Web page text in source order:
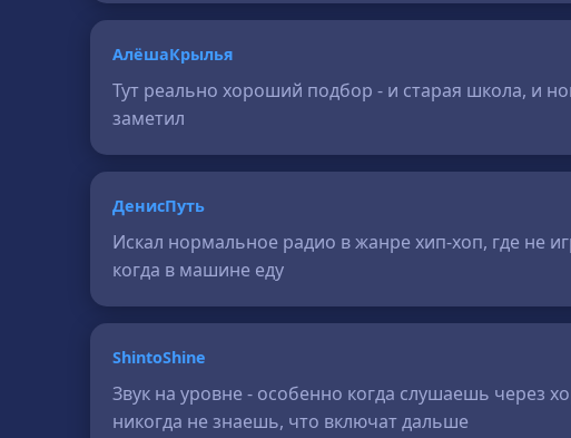
АлёшаКрылья
Тут реально хороший подбор - и старая школа, и
заметил
ДенисПуть
Искал нормальное радио в жанре хип-хоп, где не
когда в машине еду
ShintoShine
Звук на уровне - особенно когда слушаешь через
никогда не знаешь, что включат дальше